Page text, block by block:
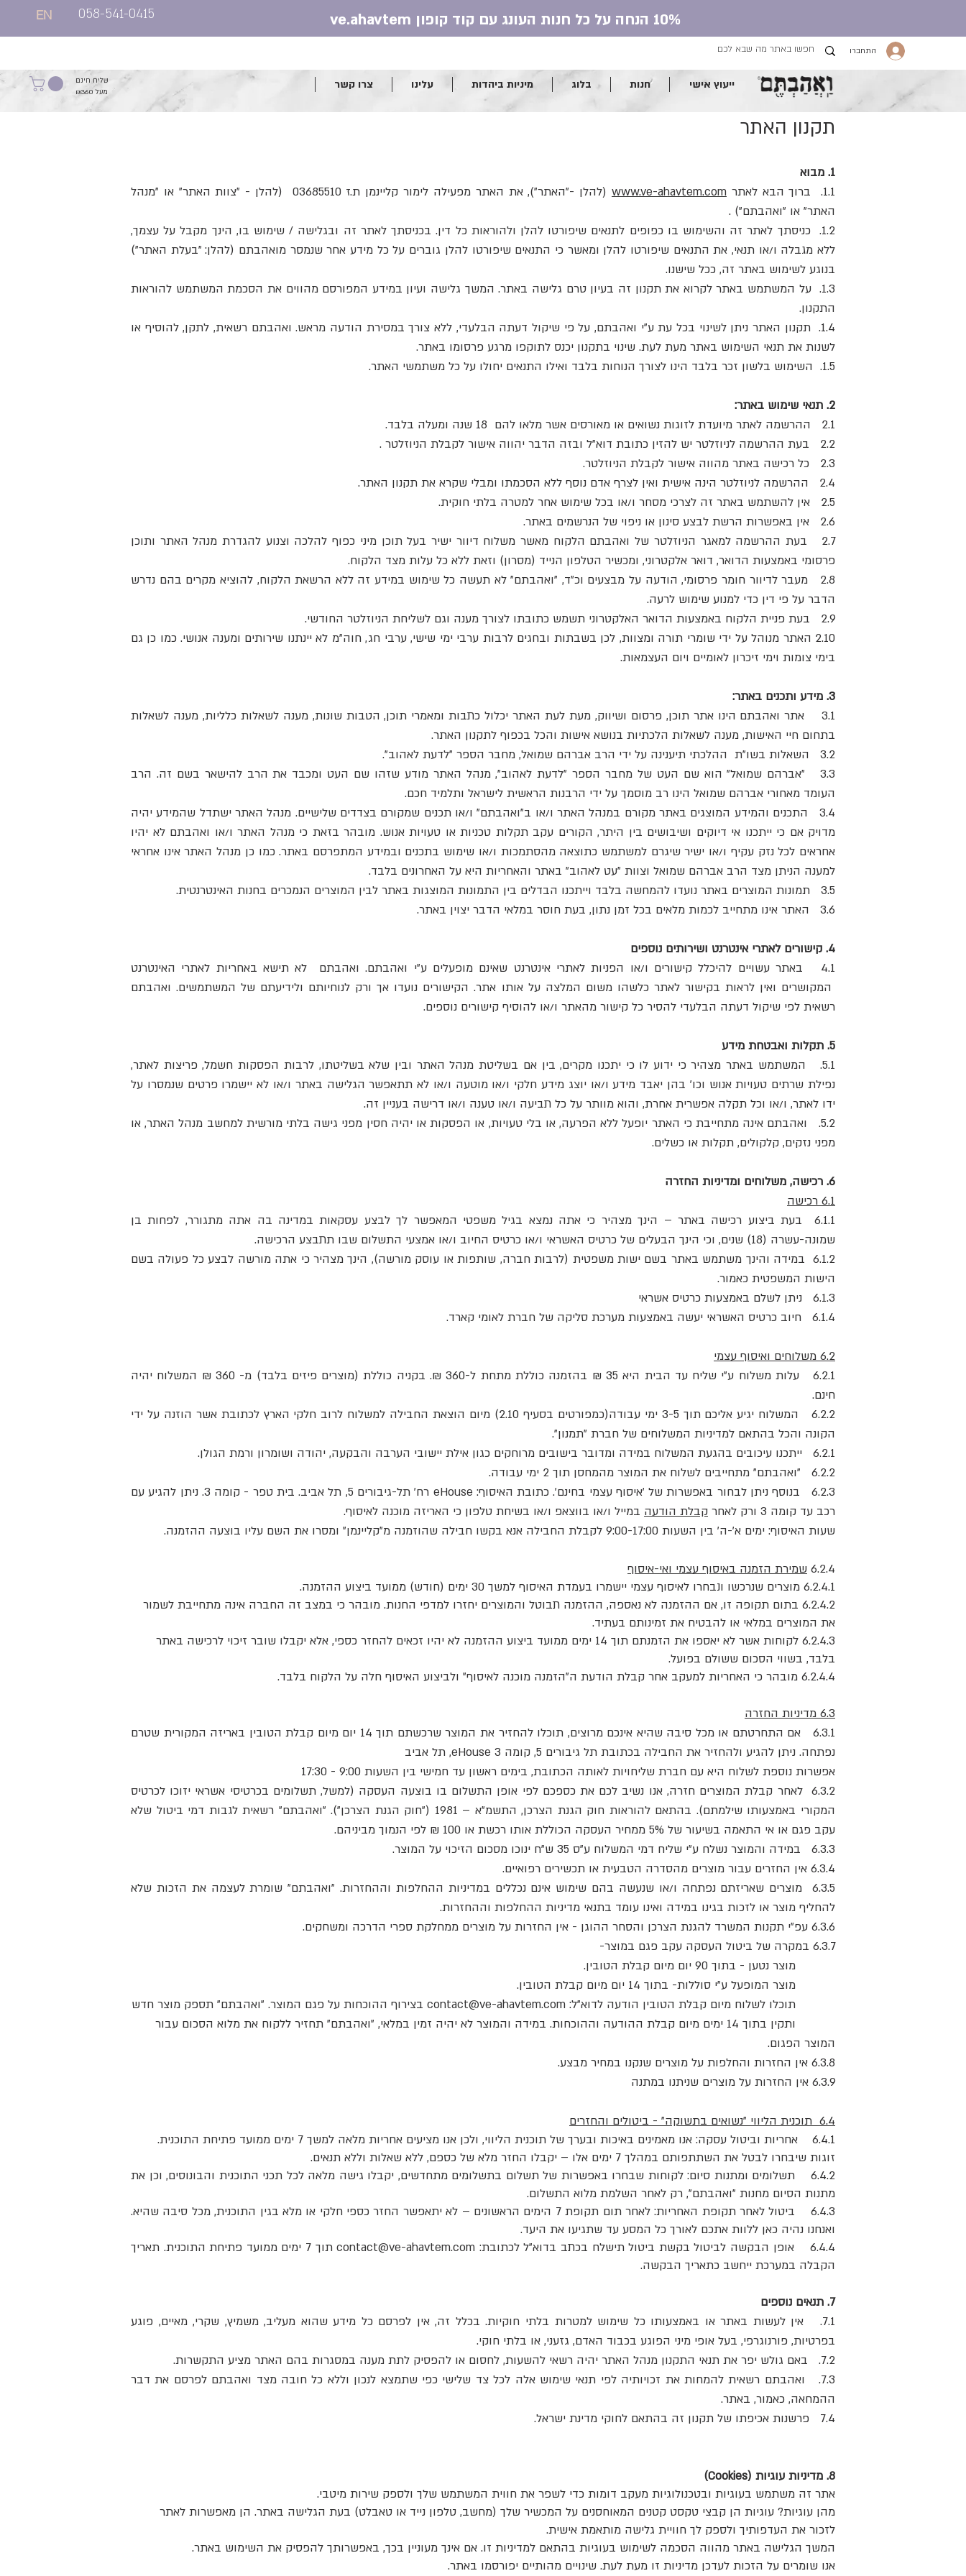
EN 058-541-0415 10% הנחה על כל חנות העונג עם קוד קופון ve.ahavtem
התחברו
שליח חינם
מעל ₪360
ייעוץ אישי חנות בלוג מיניות ביהדות עלינו צרו קשר
תקנון האתר
1. מבוא
1.1. ברוך הבא לאתר
www.ve-ahavtem.com
(להלן -"האתר"), את האתר מפעילה לימור קליינמן ת.ז 03685510 (להלן - "צוות האתר" או "מנהל
האתר" או "ואהבתם") .
1.2. כניסתך לאתר זה והשימוש בו כפופים לתנאים שיפורטו להלן ולהוראות כל דין. בכניסתך לאתר זה ובגלישה / שימוש בו, הינך מקבל על עצמך,
ללא מגבלה ו/או תנאי, את התנאים שיפורטו להלן ומאשר כי התנאים שיפורטו להלן גוברים על כל מידע אחר שנמסר מואהבתם (להלן: "בעלת האתר")
בנוגע לשימוש באתר זה, ככל שישנו.
1.3. על המשתמש באתר לקרוא את תקנון זה בעיון טרם גלישה באתר. המשך גלישה ועיון במידע המפורסם מהווים את הסכמת המשתמש להוראות
התקנון.
1.4. תקנון האתר ניתן לשינוי בכל עת ע"י ואהבתם, על פי שיקול דעתה הבלעדי, ללא צורך במסירת הודעה מראש. ואהבתם רשאית, לתקן, להוסיף או
לשנות את תנאי השימוש באתר מעת לעת. שינוי בתקנון יכנס לתוקפו מרגע פרסומו באתר.
1.5. השימוש בלשון זכר בלבד הינו לצורך הנוחות בלבד ואילו התנאים יחולו על כל משתמשי האתר.
2. תנאי שימוש באתר:
2.1 ההרשמה לאתר מיועדת לזוגות נשואים או מאורסים אשר מלאו להם 18 שנה ומעלה בלבד.
2.2 בעת ההרשמה לניוזלטר יש להזין כתובת דוא"ל ובזה הדבר יהווה אישור לקבלת הניוזלטר .
2.3 כל רכישה באתר מהווה אישור לקבלת הניוזלטר.
2.4 ההרשמה לניוזלטר הינה אישית ואין לצרף אדם נוסף ללא הסכמתו ומבלי שקרא את תקנון האתר.
2.5 אין להשתמש באתר זה לצרכי מסחר ו/או בכל שימוש אחר למטרה בלתי חוקית.
2.6 אין באפשרות הרשת לבצע סינון או ניפוי של הנרשמים באתר.
2.7 בעת ההרשמה למאגר הניוזלטר של ואהבתם הלקוח מאשר משלוח דיוור ישיר בעל תוכן מיני כפוף להלכה וצנוע להגדרת מנהל האתר ותוכן
פרסומי באמצעות הדואר, דואר אלקטרוני, ומכשיר הטלפון הנייד (מסרון) וזאת ללא כל עלות מצד הלקוח.
2.8 מעבר לדיוור חומר פרסומי, הודעה על מבצעים וכ"ד, "ואהבתם" לא תעשה כל שימוש במידע זה ללא הרשאת הלקוח, להוציא מקרים בהם נדרש
הדבר על פי דין כדי למנוע שימוש לרעה.
2.9 בעת פניית הלקוח באמצעות הדואר האלקטרוני תשמש כתובתו לצורך מענה וגם לשליחת הניוזלטר החודשי.
2.10 האתר מנוהל על ידי שומרי תורה ומצוות, לכן בשבתות ובחגים לרבות ערבי ימי שישי, ערבי חג, חוה"מ לא יינתנו שירותים ומענה אנושי. כמו כן גם
בימי צומות וימי זיכרון לאומיים ויום העצמאות.
3. מידע ותכנים באתר:
3.1 אתר ואהבתם הינו אתר תוכן, פרסום ושיווק, מעת לעת האתר יכלול כתבות ומאמרי תוכן, הטבות שונות, מענה לשאלות כלליות, מענה לשאלות
בתחום חיי האישות, מענה לשאלות הלכתיות בנושא אישות והכל בכפוף לתקנון האתר.
3.2 השאלות בשו"ת ההלכתי תיענינה על ידי הרב אברהם שמואל, מחבר הספר "לדעת לאהוב".
3.3 "אברהם שמואל" הוא שם העט של מחבר הספר "לדעת לאהוב", מנהל האתר מודע שזהו שם העט ומכבד את הרב להישאר בשם זה. הרב
העומד מאחורי אברהם שמואל הינו רב מוסמך על ידי הרבנות הראשית לישראל ותלמיד חכם.
3.4 התכנים והמידע המוצגים באתר מקורם במנהל האתר ו/או ב"ואהבתם" ו/או תכנים שמקורם בצדדים שלישיים. מנהל האתר ישתדל שהמידע יהיה
מדויק אם כי ייתכנו אי דיוקים ושיבושים בין היתר, הקורים עקב תקלות טכניות או טעויות אנוש. מובהר בזאת כי מנהל האתר ו/או ואהבתם לא יהיו
אחראים לכל נזק עקיף ו/או ישיר שיגרם למשתמש כתוצאה מהסתמכות ו/או שימוש בתכנים ובמידע המתפרסם באתר. כמו כן מנהל האתר אינו אחראי
למענה הניתן מצד הרב אברהם שמואל וצוות "עט לאהוב" באתר והאחריות היא על האחרונים בלבד.
3.5 תמונות המוצרים באתר נועדו להמחשה בלבד וייתכנו הבדלים בין התמונות המוצגות באתר לבין המוצרים הנמכרים בחנות האינטרנטית.
3.6 האתר אינו מתחייב לכמות מלאים בכל זמן נתון, בעת חוסר במלאי הדבר יצוין באתר.
4. קישורים לאתרי אינטרנט ושירותים נוספים
4.1 באתר עשויים להיכלל קישורים ו/או הפניות לאתרי אינטרנט שאינם מופעלים ע"י ואהבתם. ואהבתם לא תישא באחריות לאתרי האינטרנט
המקושרים ואין לראות בקישור לאתר כלשהו משום המלצה על אותו אתר. הקישורים נועדו אך ורק לנוחיותם ולידיעתם של המשתמשים. ואהבתם
רשאית לפי שיקול דעתה הבלעדי להסיר כל קישור מהאתר ו/או להוסיף קישורים נוספים.
5. תקלות ואבטחת מידע
5.1. המשתמש באתר מצהיר כי ידוע לו כי יתכנו מקרים, בין אם בשליטת מנהל האתר ובין שלא בשליטתו, לרבות הפסקות חשמל, פריצות לאתר,
נפילת שרתים טעויות אנוש וכו' בהן יאבד מידע ו/או יוצג מידע חלקי ו/או מוטעה ו/או לא תתאפשר הגלישה באתר ו/או לא יישמרו פרטים שנמסרו על
ידו לאתר, ו/או וכל תקלה אפשרית אחרת, והוא מוותר על כל תביעה ו/או טענה ו/או דרישה בעניין זה.
5.2. ואהבתם אינה מתחייבת כי האתר יופעל ללא הפרעה, או בלי טעויות, או הפסקות או יהיה חסין מפני גישה בלתי מורשית למחשב מנהל האתר, או
מפני נזקים, קלקולים, תקלות או כשלים.
6. רכישה, משלוחים ומדיניות החזרה
6.1 רכישה
6.1.1 בעת ביצוע רכישה באתר – הינך מצהיר כי אתה נמצא בגיל משפטי המאפשר לך לבצע עסקאות במדינה בה אתה מתגורר, לפחות בן
שמונה-עשרה (18) שנים, וכי הינך הבעלים של כרטיס האשראי ו/או כרטיס החיוב ו/או אמצעי התשלום שבו תתבצע הרכישה.
6.1.2 במידה והינך משתמש באתר בשם ישות משפטית (לרבות חברה, שותפות או עוסק מורשה), הינך מצהיר כי אתה מורשה לבצע כל פעולה בשם
הישות המשפטית כאמור.
6.1.3 ניתן לשלם באמצעות כרטיס אשראי
6.1.4 חיוב כרטיס האשראי יעשה באמצעות מערכת סליקה של חברת לאומי קארד.
6.2 משלוחים ואיסוף עצמי
6.2.1 עלות משלוח ע"י שליח עד הבית היא 35 ₪ בהזמנה כוללת מתחת ל-360 ₪. בקניה כוללת (מוצרים פיזים בלבד) מ- 360 ₪ המשלוח יהיה
חינם.
6.2.2 המשלוח יגיע אליכם תוך 3-5 ימי עבודה(כמפורטים בסעיף 2.10) מיום הוצאת החבילה למשלוח לרוב חלקי הארץ לכתובת אשר הוזנה על ידי
הקונה והכל בהתאם למדיניות המשלוחים של חברת "תמנון".
6.2.1 ייתכנו עיכובים בהגעת המשלוח במידה ומדובר בישובים מרוחקים כגון אילת יישובי הערבה והבקעה, יהודה ושומרון ורמת הגולן.
6.2.2 "ואהבתם" מתחייבים לשלוח את המוצר מהמחסן תוך 2 ימי עבודה.
6.2.3 בנוסף ניתן לבחור באפשרות של 'איסוף עצמי בחינם'. כתובת האיסוף: eHouse רח' תל-גיבורים 5, תל אביב. בית טפר - קומה 3. ניתן להגיע עם
רכב עד קומה 3 ורק לאחר
קבלת הודעה במייל ו/או בווצאפ ו/או בשיחת טלפון כי האריזה מוכנה לאיסוף.
שעות האיסוף: ימים א'-ה' בין השעות 9:00-17:00 לקבלת החבילה אנא בקשו חבילה שהוזמנה מ"קליינמן" ומסרו את השם עליו בוצעה ההזמנה.
6.2.4 שמירת הזמנה באיסוף עצמי ואי-איסוף
6.2.4.1 מוצרים שנרכשו ונבחרו לאיסוף עצמי יישמרו בעמדת האיסוף למשך 30 ימים (חודש) ממועד ביצוע ההזמנה.
6.2.4.2 בתום תקופה זו, אם ההזמנה לא נאספה, ההזמנה תבוטל והמוצרים יחזרו למדפי החנות. מובהר כי במצב זה החברה אינה מתחייבת לשמור
את המוצרים במלאי או להבטיח את זמינותם בעתיד.
6.2.4.3 לקוחות אשר לא יאספו את הזמנתם תוך 14 ימים ממועד ביצוע ההזמנה לא יהיו זכאים להחזר כספי, אלא יקבלו שובר זיכוי לרכישה באתר
בלבד, בשווי הסכום ששולם בפועל.
6.2.4.4 מובהר כי האחריות למעקב אחר קבלת הודעת ה"הזמנה מוכנה לאיסוף" ולביצוע האיסוף חלה על הלקוח בלבד.
6.3 מדיניות החזרה
6.3.1 אם התחרטתם או מכל סיבה שהיא אינכם מרוצים, תוכלו להחזיר את המוצר שרכשתם תוך 14 יום מיום קבלת הטובין באריזה המקורית שטרם
נפתחה. ניתן להגיע ולהחזיר את החבילה בכתובת תל גיבורים 5, קומה 3 eHouse, תל אביב
אפשרות נוספת לשלוח היא עם חברת שליחויות לאותה הכתובת, בימים ראשון עד חמישי בין השעות 9:00 - 17:30
6.3.2 לאחר קבלת המוצרים חזרה, אנו נשיב לכם את כספכם לפי אופן התשלום בו בוצעה העסקה (למשל, תשלומים בכרטיסי אשראי יזוכו לכרטיס
המקורי באמצעותו שילמתם). בהתאם להוראות חוק הגנת הצרכן, התשמ"א – 1981 ("חוק הגנת הצרכן"). "ואהבתם" רשאית לגבות דמי ביטול שלא
עקב פגם או אי התאמה בשיעור של 5% ממחיר העסקה הכוללת אותו רכשת או 100 ₪ לפי הנמוך מביניהם.
6.3.3 במידה והמוצר נשלח ע"י שליח דמי המשלוח ע"ס 35 ש"ח ינוכו מסכום הזיכוי על המוצר.
6.3.4 אין החזרים עבור מוצרים מהסדרה הטבעית או תכשירים רפואיים.
6.3.5 מוצרים שאריזתם נפתחה ו/או שנעשה בהם שימוש אינם נכללים במדיניות ההחלפות וההחזרות. "ואהבתם" שומרת לעצמה את הזכות שלא
להחליף מוצר או לזכות בגינו במידה ואינו עומד בתנאי מדיניות ההחלפות וההחזרות.
6.3.6 עפ"י תקנות המשרד להגנת הצרכן והסחר ההוגן - אין החזרות על מוצרים ממחלקת ספרי הדרכה ומשחקים.
6.3.7 במקרה של ביטול העסקה עקב פגם במוצר-
מוצר נטען - בתוך 90 יום מיום קבלת הטובין.
מוצר המופעל ע"י סוללות- בתוך 14 יום מיום קבלת הטובין.
תוכלו לשלוח מיום קבלת הטובין הודעה לדוא"ל: contact@ve-ahavtem.com בצירוף ההוכחות על פגם המוצר. "ואהבתם" תספק מוצר חדש
ותקין בתוך 14 ימים מיום קבלת ההודעה וההוכחות. במידה והמוצר לא יהיה זמין במלאי, "ואהבתם" תחזיר ללקוח את מלוא הסכום עבור
המוצר הפגום.
6.3.8 אין החזרות והחלפות על מוצרים שנקנו במחיר מבצע.
6.3.9 אין החזרות על מוצרים שניתנו במתנה
6.4 תוכנית הליווי "נשואים בתשוקה" - ביטולים והחזרים
6.4.1 אחריות וביטול עסקה: אנו מאמינים באיכות ובערך של תוכנית הליווי, ולכן אנו מציעים אחריות מלאה למשך 7 ימים ממועד פתיחת התוכנית.
זוגות שיבחרו לבטל את השתתפותם במהלך 7 ימים אלו – יקבלו החזר מלא של כספם, ללא שאלות וללא תנאים.
6.4.2 תשלומים ומתנות סיום: לקוחות שבחרו באפשרות של תשלום בתשלומים מתחדשים, יקבלו גישה מלאה לכל תכני התוכנית והבונוסים, וכן את
מתנות הסיום מחנות "ואהבתם", רק לאחר השלמת מלוא התשלום.
6.4.3 ביטול לאחר תקופת האחריות: לאחר תום תקופת 7 הימים הראשונים – לא יתאפשר החזר כספי חלקי או מלא בגין התוכנית, מכל סיבה שהיא.
ואנחנו נהיה כאן ללוות אתכם לאורך כל המסע עד שתגיעו את היעד.
6.4.4 אופן הבקשה לביטול בקשת ביטול תישלח בכתב בדוא"ל לכתובת:
contact@ve-ahavtem.com
תוך 7 ימים ממועד פתיחת התוכנית. תאריך
הקבלה במערכת ייחשב כתאריך הבקשה.
7. תנאים נוספים
7.1. אין לעשות באתר או באמצעותו כל שימוש למטרות בלתי חוקיות. בכלל זה, אין לפרסם כל מידע שהוא מעליב, משמיץ, שקרי, מאיים, פוגע
בפרטיות, פורנוגרפי, בעל אופי מיני הפוגע בכבוד האדם, גזעני, או בלתי חוקי.
7.2. באם גולש יפר את תנאי התקנון מנהל האתר יהיה רשאי להשעות, לחסום או להפסיק לתת מענה במסגרות בהם האתר מציע התקשרות.
7.3. ואהבתם רשאית להמחות את זכויותיה לפי תנאי שימוש אלה לכל צד שלישי כפי שתמצא לנכון וללא כל חובה מצד ואהבתם לפרסם את דבר
ההמחאה, כאמור, באתר.
7.4 פרשנות אכיפתו של תקנון זה בהתאם לחוקי מדינת ישראל.
8. מדיניות עוגיות (Cookies)
אתר זה משתמש בעוגיות ובטכנולוגיות מעקב דומות כדי לשפר את חווית המשתמש שלך ולספק שירות מיטבי.
מהן עוגיות? עוגיות הן קבצי טקסט קטנים המאוחסנים על המכשיר שלך (מחשב, טלפון נייד או טאבלט) בעת הגלישה באתר. הן מאפשרות לאתר
לזכור את העדפותיך ולספק לך חוויית גלישה מותאמת אישית.
​המשך הגלישה באתר מהווה הסכמה לשימוש בעוגיות בהתאם למדיניות זו. אם אינך מעוניין בכך, באפשרותך להפסיק את השימוש באתר.
אנו שומרים על הזכות לעדכן מדיניות זו מעת לעת. שינויים מהותיים יפורסמו באתר.